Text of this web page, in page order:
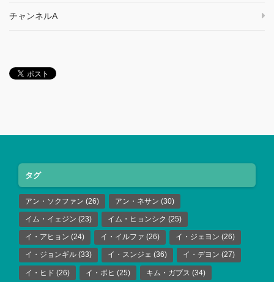
チャンネルA
タグ
アン・ソクファン (26) アン・ネサン (30)
イム・イェジン (23) イム・ヒョンシク (25)
イ・アヒョン (24) イ・イルファ (26) イ・ジェヨン (26)
イ・ジョンギル (33) イ・スンジェ (36) イ・デヨン (27)
イ・ヒド (26) イ・ボヒ (25) キム・ガプス (34)